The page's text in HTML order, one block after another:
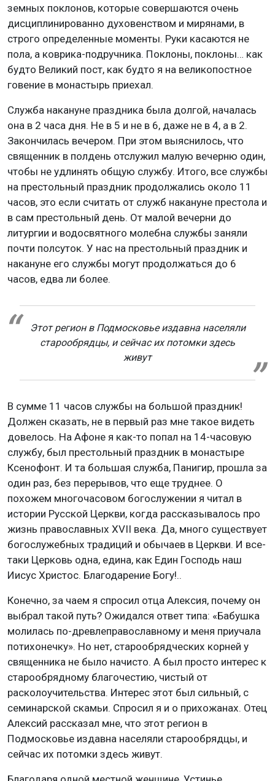
земных поклонов, которые совершаются очень
дисциплинированно духовенством и мирянами, в
строго определенные моменты. Руки касаются не
пола, а коврика-подручника. Поклоны, поклоны… как
будто Великий пост, как будто я на великопостное
говение в монастырь приехал.
Служба накануне праздника была долгой, началась
она в 2 часа дня. Не в 5 и не в 6, даже не в 4, а в 2.
Закончилась вечером. При этом выяснилось, что
священник в полдень отслужил малую вечерню один,
чтобы не удлинять общую службу. Итого, все службы
на престольный праздник продолжались около 11
часов, это если считать от служб накануне престола и
в сам престольный день. От малой вечерни до
литургии и водосвятного молебна службы заняли
почти полсуток. У нас на престольный праздник и
накануне его службы могут продолжаться до 6
часов, едва ли более.
Этот регион в Подмосковье издавна населяли
старообрядцы, и сейчас их потомки здесь
живут
В сумме 11 часов службы на большой праздник!
Должен сказать, не в первый раз мне такое видеть
довелось. На Афоне я как-то попал на 14-часовую
службу, был престольный праздник в монастыре
Ксенофонт. И та большая служба, Панигир, прошла за
один раз, без перерывов, что еще труднее. О
похожем многочасовом богослужении я читал в
истории Русской Церкви, когда рассказывалось про
жизнь православных XVII века. Да, много существует
богослужебных традиций и обычаев в Церкви. И все-
таки Церковь одна, едина, как Един Господь наш
Иисус Христос. Благодарение Богу!..
Конечно, за чаем я спросил отца Алексия, почему он
выбрал такой путь? Ожидался ответ типа: «Бабушка
молилась по-древлеправославному и меня приучала
потихонечку». Но нет, старообрядческих корней у
священника не было начисто. А был просто интерес к
старообрядному благочестию, чистый от
расколоучительства. Интерес этот был сильный, с
семинарской скамьи. Спросил я и о прихожанах. Отец
Алексий рассказал мне, что этот регион в
Подмосковье издавна населяли старообрядцы, и
сейчас их потомки здесь живут.